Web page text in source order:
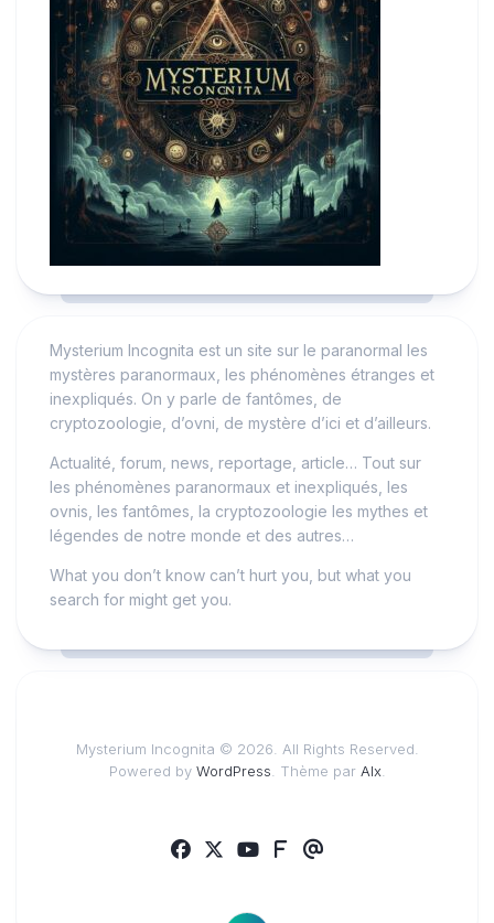
Mysterium Incognita est un site sur le paranormal les
mystères paranormaux, les phénomènes étranges et
inexpliqués. On y parle de fantômes, de
cryptozoologie, d’ovni, de mystère d’ici et d’ailleurs.
Actualité, forum, news, reportage, article… Tout sur
les phénomènes paranormaux et inexpliqués, les
ovnis, les fantômes, la cryptozoologie les mythes et
légendes de notre monde et des autres…
What you don’t know can’t hurt you, but what you
search for might get you.
Mysterium Incognita © 2026. All Rights Reserved.
Powered by WordPress . Thème par Alx